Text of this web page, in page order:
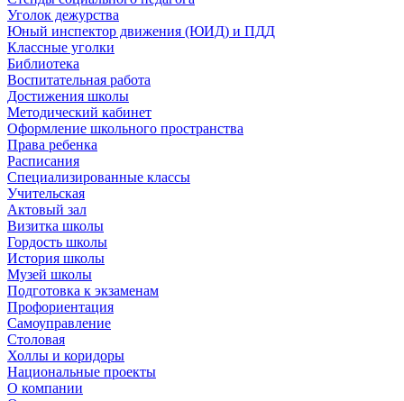
Уголок дежурства
Юный инспектор движения (ЮИД) и ПДД
Классные уголки
Библиотека
Воспитательная работа
Достижения школы
Методический кабинет
Оформление школьного пространства
Права ребенка
Расписания
Специализированные классы
Учительская
Актовый зал
Визитка школы
Гордость школы
История школы
Музей школы
Подготовка к экзаменам
Профориентация
Самоуправление
Столовая
Холлы и коридоры
Национальные проекты
О компании